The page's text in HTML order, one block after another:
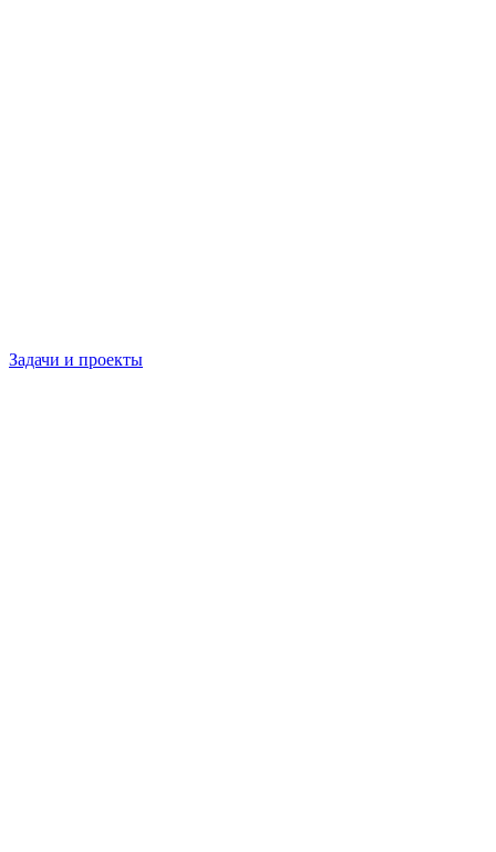
Задачи и проекты